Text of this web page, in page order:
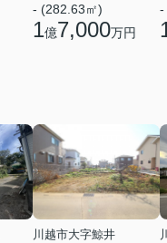
- (282.63㎡)
1億7,000万円
-
川越市大字鯨井